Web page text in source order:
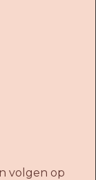
volgen op